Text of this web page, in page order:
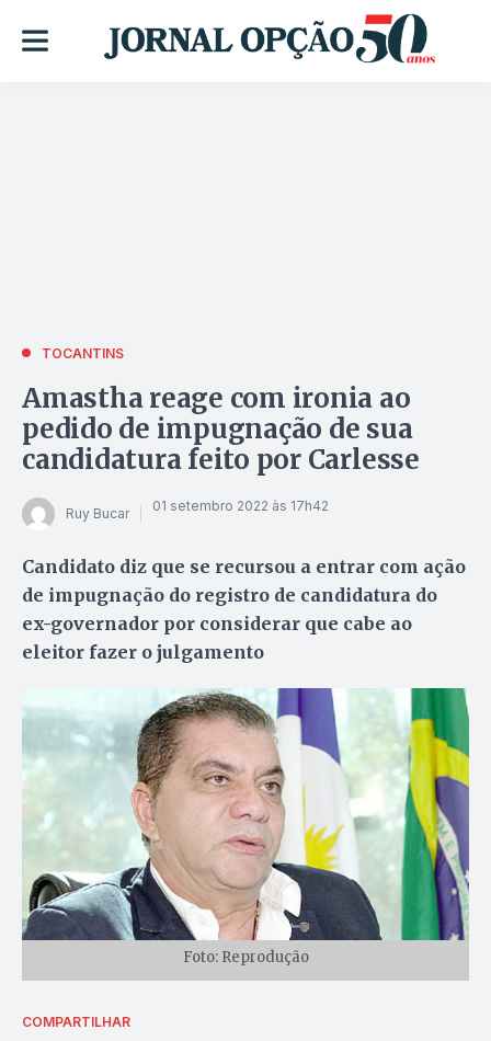
TOCANTINS
Amastha reage com ironia ao
pedido de impugnação de sua
candidatura feito por Carlesse
Ruy Bucar 01 setembro 2022 às 17h42
Candidato diz que se recursou a entrar com ação
de impugnação do registro de candidatura do
ex-governador por considerar que cabe ao
eleitor fazer o julgamento
Foto: Reprodução
COMPARTILHAR